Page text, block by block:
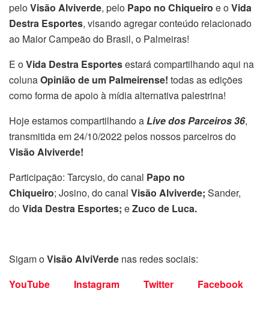
peloVisão Alviverde, pelo Papo no Chiqueiro e oVida
Destra Esportes, visando agregar conteúdo relacionado
ao Maior Campeão do Brasil, o Palmeiras!
E oVida Destra Esportesestará compartilhando aqui na
colunaOpinião de um Palmeirense! todas as edições
como forma de apoio à mídia alternativa palestrina!
Hoje estamos compartilhando aLive dos Parceiros 36,
transmitida em 24/10/2022 pelos nossos parceiros do
Visão Alviverde!
Participação: Tarcysio, do canal Papo no
Chiqueiro; Josino, do canal Visão Alviverde; Sander,
doVida Destra Esportes; eZuco de Luca.
Sigam oVisão AlviVerde nas redes sociais:
YouTube
Instagram Twitter Facebook